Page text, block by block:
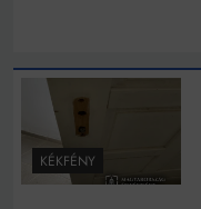
KÉKFÉNY